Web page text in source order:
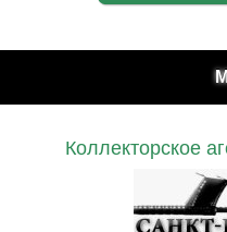
Коллекторское